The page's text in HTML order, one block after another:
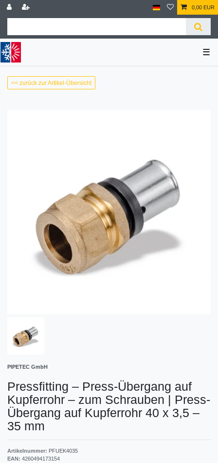
0,00 EUR
☰
<< zurück zur Artikel-Übersicht
PIPETEC GmbH
Pressfitting – Press-Übergang auf
Kupferrohr – zum Schrauben | Press-
Übergang auf Kupferrohr 40 x 3,5 –
35 mm
Artikelnummer: PFUEK4035
EAN: 4260494173154